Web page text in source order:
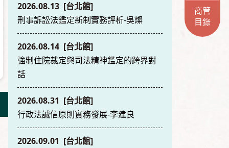
2026.08.13 [台北館]
刑事訴訟法鑑定新制實務評析-吳燦
2026.08.14 [台北館]
強制住院裁定與司法精神鑑定的跨界對
話
2026.08.31 [台北館]
行政法誠信原則實務發展-李建良
2026.09.01 [台北館]
商管
目錄